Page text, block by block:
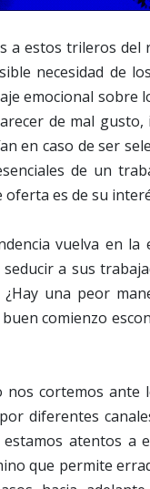
a estos trileros del
necesidad de
emocional sobre
de mal
en caso de ser
de un
es de su
vuelva en
a sus
una peor
comienzo
cortemos
diferentes
atentos a
que permite